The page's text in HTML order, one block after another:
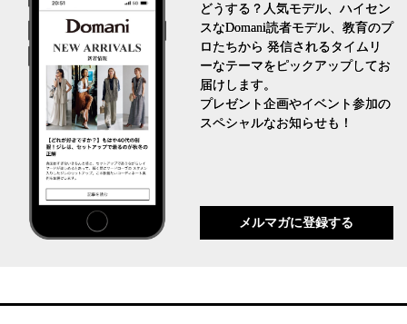
どうする？人気モデル、ハイセン
スなDomani読者モデル、教育のプ
ロたちから 発信されるタイムリ
ーなテーマをピックアップしてお
届けします。
プレゼント企画やイベント参加の
スペシャルなお知らせも！
メルマガに登録する